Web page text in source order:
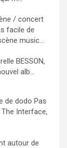
/ concert
facile de
music...
BESSON,
alb...
de dodo Pas
Interface,
autour de